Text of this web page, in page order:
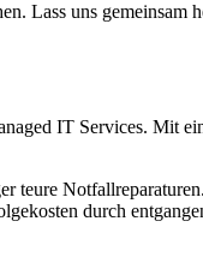
Lass uns gemeinsam
IT Services. Mit
durch